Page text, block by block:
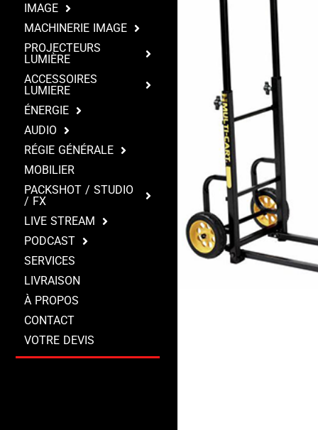
IMAGE
MACHINERIE IMAGE
PROJECTEURS
LUMIÈRE
ACCESSOIRES
LUMIERE
ÉNERGIE
AUDIO
RÉGIE GÉNÉRALE
MOBILIER
PACKSHOT / STUDIO
/ FX
LIVE STREAM
PODCAST
SERVICES
LIVRAISON
À PROPOS
CONTACT
VOTRE DEVIS